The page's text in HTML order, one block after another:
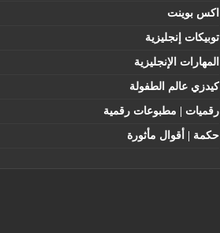
اكس بوينت
توبيكات إنجليزية
المهارات الإنجليزية
كيدزي عالم الطفولة
رقميات | مطبوعات رقمية
حكمة | أقوال مأثورة